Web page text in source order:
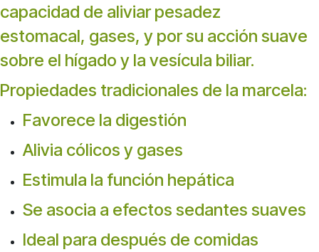
capacidad de aliviar pesadez
estomacal, gases, y por su acción suave
sobre el hígado y la vesícula biliar.
Propiedades tradicionales de la marcela:
Favorece la digestión
Alivia cólicos y gases
Estimula la función hepática
Se asocia a efectos sedantes suaves
Ideal para después de comidas